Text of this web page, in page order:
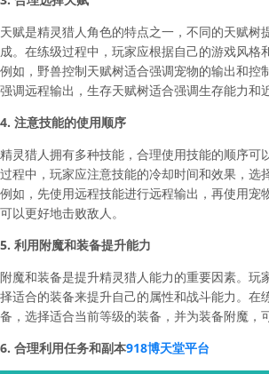
天赋是精灵猎人角色的特点之一，不同的天赋树
成。在练级过程中，玩家应根据自己的游戏风格
例如，野兽控制天赋树适合强调宠物的输出和控
强调远程输出，生存天赋树适合强调生存能力和
4. 注意技能的使用顺序
精灵猎人拥有多种技能，合理使用技能的顺序可
过程中，玩家应注意技能的冷却时间和效果，选
例如，先使用远程技能进行远程输出，再使用宠
可以更好地击败敌人。
5. 利用附魔和装备提升能力
附魔和装备是提升精灵猎人能力的重要因素。玩
择适合的装备来提升自己的属性和战斗能力。在
备，选择适合当前等级的装备，并为装备附魔，
6. 合理利用任务和副本918博天堂平台